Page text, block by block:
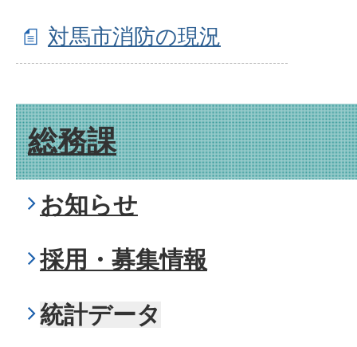
対馬市消防の現況
総務課
お知らせ
採用・募集情報
統計データ